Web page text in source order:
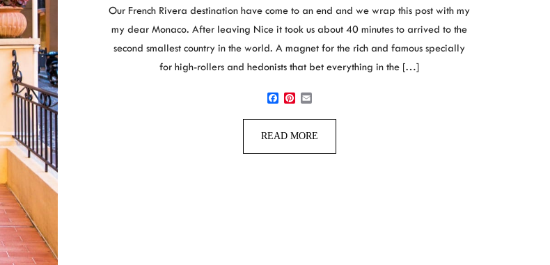
Our French Rivera destination have come to an end and we wrap this post with my
my dear Monaco. After leaving Nice it took us about 40 minutes to arrived to the
second smallest country in the world. A magnet for the rich and famous specially
for high-rollers and hedonists that bet everything in the […]
READ MORE